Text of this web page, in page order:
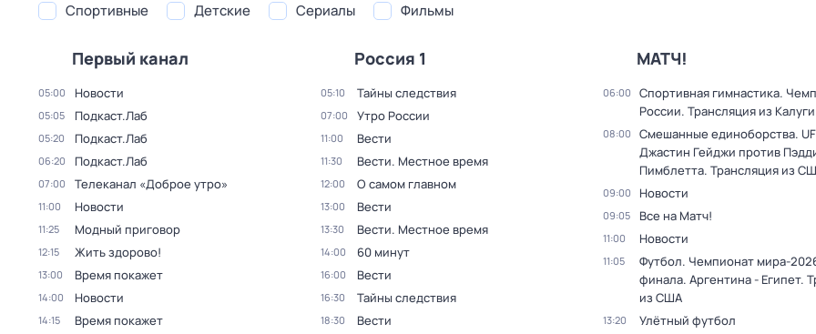
Спортивные Детские Сериалы Фильмы
Первый канал
05:00 Новости
05:05 Подкаст.Лаб
05:20 Подкаст.Лаб
06:20 Подкаст.Лаб
07:00 Телеканал «Доброе утро»
11:00 Новости
11:25 Модный приговор
12:15 Жить здорово!
13:00 Время покажет
14:00 Новости
14:15 Время покажет
Россия 1
05:10 Тайны следствия
07:00 Утро России
11:00 Вести
11:30 Вести. Местное время
12:00 О самом главном
13:00 Вести
13:30 Вести. Местное время
14:00 60 минут
16:00 Вести
16:30 Тайны следствия
18:30 Вести
МАТЧ!
06:00
Спортивная гимнастика.
России. Трансляция из Калуги
08:00
Смешанные единоборства.
Джастин Гейджи против
Пимблетта. Трансляция из
09:00 Новости
09:05 Все на Матч!
11:00 Новости
11:05
Футбол. Чемпионат мира-
финала. Аргентина - Египет.
из США
13:20 Улётный футбол